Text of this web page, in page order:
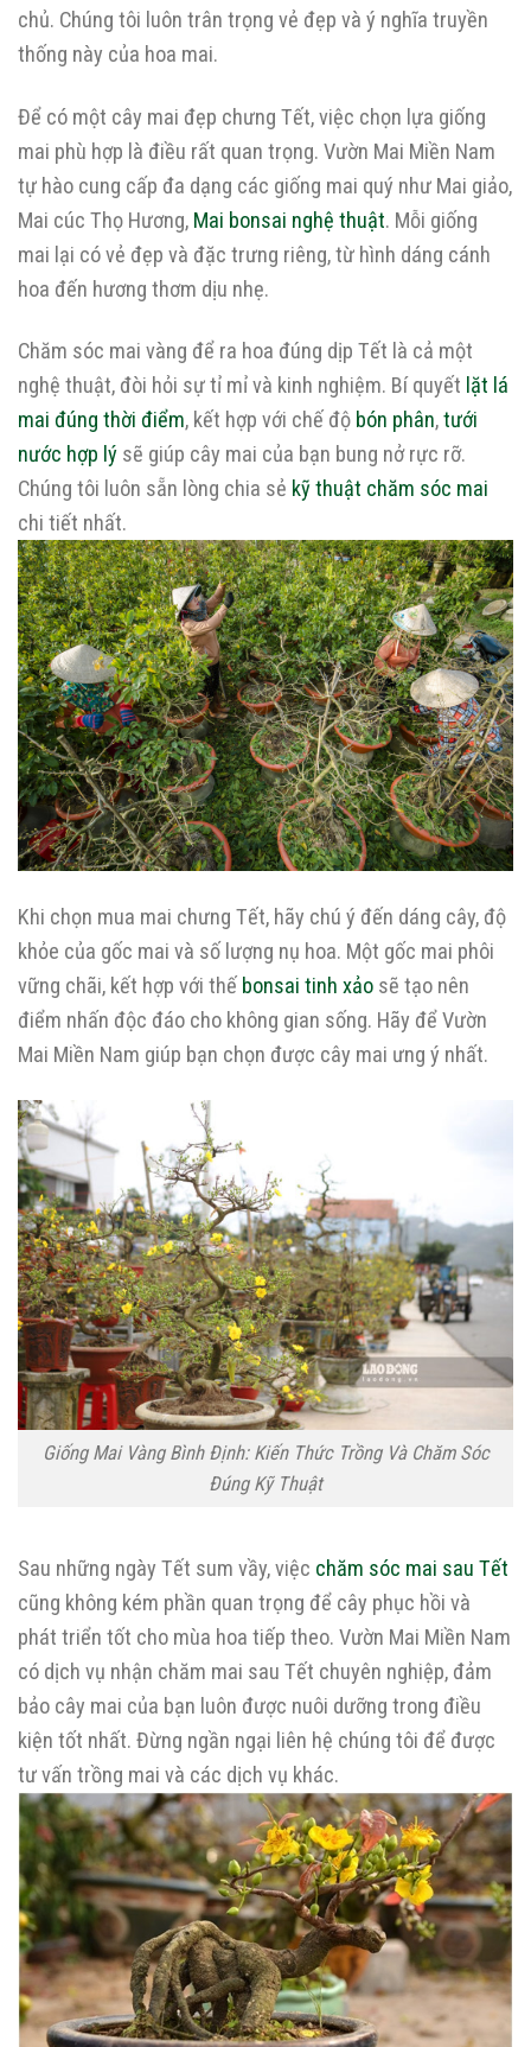
chủ. Chúng tôi luôn trân trọng vẻ đẹp và ý nghĩa truyền
thống này của hoa mai.
Để có một cây mai đẹp chưng Tết, việc chọn lựa giống
mai phù hợp là điều rất quan trọng. Vườn Mai Miền Nam
tự hào cung cấp đa dạng các giống mai quý như Mai giảo,
Mai cúc Thọ Hương, Mai bonsai nghệ thuật. Mỗi giống
mai lại có vẻ đẹp và đặc trưng riêng, từ hình dáng cánh
hoa đến hương thơm dịu nhẹ.
Chăm sóc mai vàng để ra hoa đúng dịp Tết là cả một
nghệ thuật, đòi hỏi sự tỉ mỉ và kinh nghiệm. Bí quyết lặt lá
mai đúng thời điểm, kết hợp với chế độ bón phân,tưới
nước hợp lý sẽ giúp cây mai của bạn bung nở rực rỡ.
Chúng tôi luôn sẵn lòng chia sẻ kỹ thuật chăm sóc mai
chi tiết nhất.
Khi chọn mua mai chưng Tết, hãy chú ý đến dáng cây, độ
khỏe của gốc mai và số lượng nụ hoa. Một gốc mai phôi
vững chãi, kết hợp với thế bonsai tinh xảo sẽ tạo nên
điểm nhấn độc đáo cho không gian sống. Hãy để Vườn
Mai Miền Nam giúp bạn chọn được cây mai ưng ý nhất.
Giống Mai Vàng Bình Định: Kiến Thức Trồng Và Chăm Sóc
Đúng Kỹ Thuật
Sau những ngày Tết sum vầy, việc chăm sóc mai sau Tết
cũng không kém phần quan trọng để cây phục hồi và
phát triển tốt cho mùa hoa tiếp theo. Vườn Mai Miền Nam
có dịch vụ nhận chăm mai sau Tết chuyên nghiệp, đảm
bảo cây mai của bạn luôn được nuôi dưỡng trong điều
kiện tốt nhất. Đừng ngần ngại liên hệ chúng tôi để được
tư vấn trồng mai và các dịch vụ khác.